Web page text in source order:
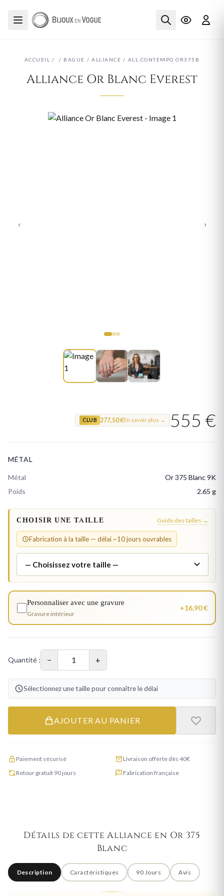
ACCUEIL / / BAGUE / ALLIANCE / ALL.CONTEMPO OR375B
Alliance Or Blanc Everest
‹ ›
CLUB 277,50 €En savoir plus → 555 €
MÉTAL
Métal
Or 375 Blanc 9K
Poids
2.65 g
CHOISIR UNE TAILLE Guide des tailles →
Fabrication à la taille — délai ~10 jours ouvrables
Personnaliser avec une gravure
Gravure intérieur
+16,90 €
Quantité : − +
Sélectionnez une taille pour connaître le délai
AJOUTER AU PANIER
Paiement sécurisé
Livraison offerte dès 40€
Retour gratuit 90 jours
Fabrication française
Détails de cette Alliance en Or 375
Blanc
Description Caractéristiques 90 Jours Avis